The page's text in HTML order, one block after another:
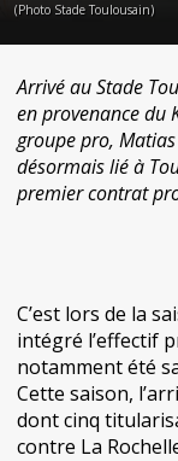
(Photo Stade Toulousain)
Arrivé au Stade
en provenance du
groupe pro,
désormais lié à
premier contrat
C’est lors de la
intégré l’effectif
notamment été
Cette saison,
dont cinq
contre La